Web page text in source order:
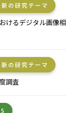
の研究テーマ
けるデジタル画像
の研究テーマ
調査